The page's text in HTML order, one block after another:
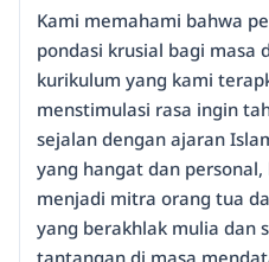
Kami memahami bahwa
pondasi krusial bagi masa
kurikulum yang kami
menstimulasi rasa ingin
sejalan dengan ajaran
yang hangat dan
menjadi mitra orang tua
yang berakhlak mulia dan
tantangan di masa